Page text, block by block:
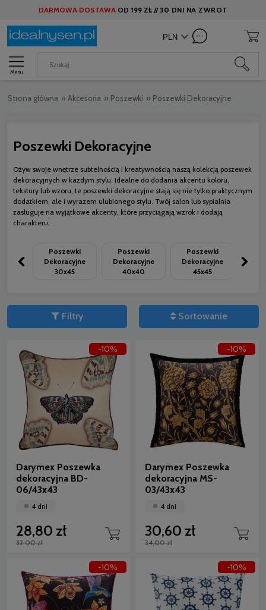
DARMOWA DOSTAWA OD 199 ZŁ //30 DNI NA ZWROT
Menu
Strona główna » Akcesoria » Poszewki » Poszewki Dekoracyjne
Poszewki Dekoracyjne
Ożyw swoje wnętrze subtelnością i kreatywnością naszą kolekcją poszewek
dekoracyjnych w każdym stylu. Idealne do dodania akcentu koloru,
tekstury lub wzoru, te poszewki dekoracyjne stają się nie tylko praktycznym
dodatkiem, ale i wyrazem ulubionego stylu. Twój salon lub sypialnia
zasługuje na wyjątkowe akcenty, które przyciągają wzrok i dodają
charakteru.
Poszewki
Dekoracyjne
30x45
Poszewki
Dekoracyjne
40x40
Poszewki
Dekoracyjne
45x45
Filtry Sortowanie
Darymex Poszewka
dekoracyjna BD-
06/43x43
4 dni
28,80 zł
32,00 zł
-10%
Darymex Poszewka
dekoracyjna MS-
03/43x43
4 dni
30,60 zł
34,00 zł
-10%
-10% -10%